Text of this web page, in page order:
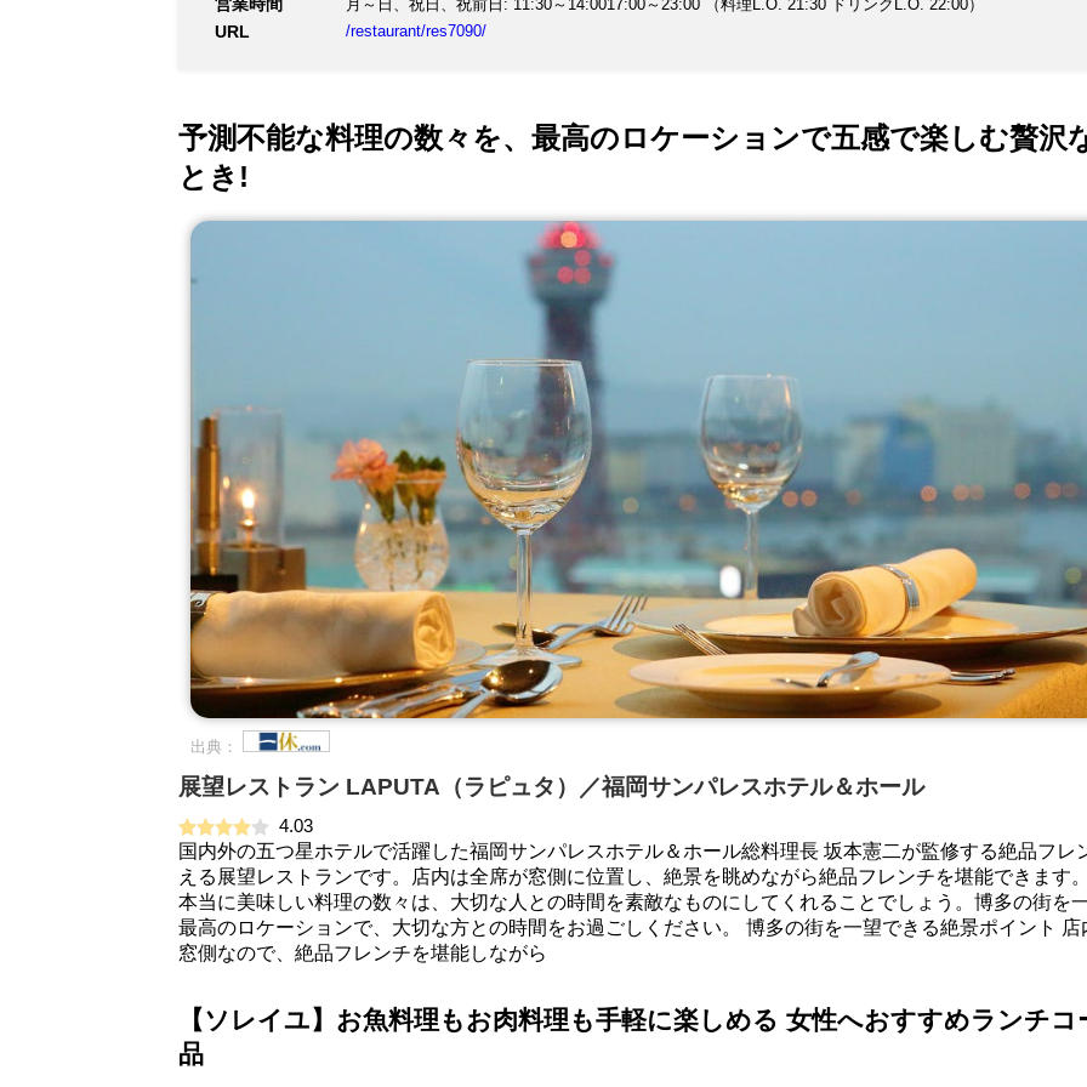
県産のブランド鶏のみを 使用しています。
月～日、祝日、祝前日: 11:30～14:0017:00～23:00 （料理L.O. 21:30 ドリンクL.O. 22:00）
URL /restaurant/res7090/
予測不能な料理の数々を、最高のロケーションで五感で楽しむ贅沢
とき!
出典：
展望レストラン LAPUTA（ラピュタ）／福岡サンパレスホテル＆ホール
4.03
国内外の五つ星ホテルで活躍した福岡サンパレスホテル＆ホール総料理長 坂本憲二が監修する絶品フレ
える展望レストランです。店内は全席が窓側に位置し、絶景を眺めながら絶品フレンチを堪能できます
本当に美味しい料理の数々は、大切な人との時間を素敵なものにしてくれることでしょう。博多の街を
最高のロケーションで、大切な方との時間をお過ごしください。 博多の街を一望できる絶景ポイント 店
窓側なので、絶品フレンチを堪能しながら
【ソレイユ】お魚料理もお肉料理も手軽に楽しめる 女性へおすすめランチコ
品